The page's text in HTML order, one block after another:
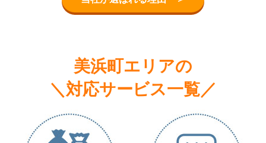
美浜町エリアの
＼対応サービス一覧／